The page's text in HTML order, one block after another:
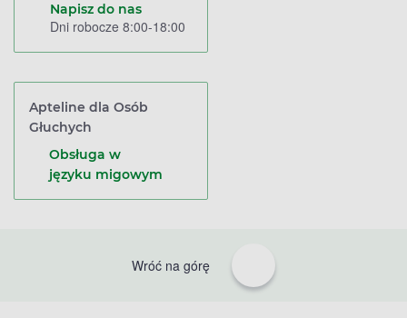
Napisz do nas
Dni robocze 8:00-18:00
Apteline dla Osób
Głuchych
Obsługa w
języku migowym
Wróć na górę